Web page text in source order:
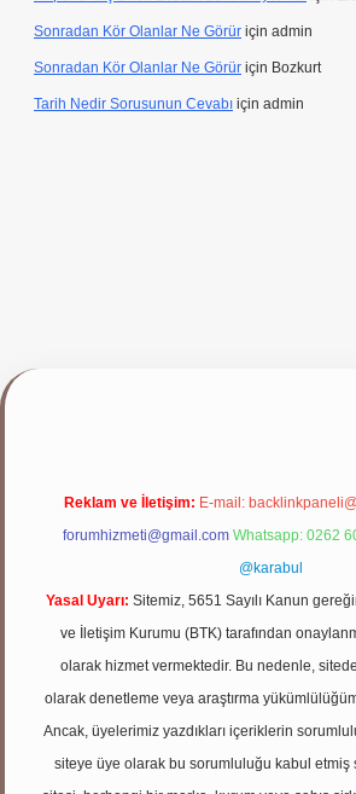
Sonradan Kör Olanlar Ne Görür için admin
Sonradan Kör Olanlar Ne Görür için Bozkurt
Tarih Nedir Sorusunun Cevabı için admin
Reklam ve İletişim: E-mail:
forumhizmeti@gmail.com Whatsapp: 0262
@karabul
Yasal Uyarı: Sitemiz, 5651 Sayılı Kanun
ve İletişim Kurumu (BTK) tarafından
olarak hizmet vermektedir. Bu nedenle,
olarak denetleme veya araştırma
Ancak, üyelerimiz yazdıkları içeriklerin
siteye üye olarak bu sorumluluğu kabul etmiş